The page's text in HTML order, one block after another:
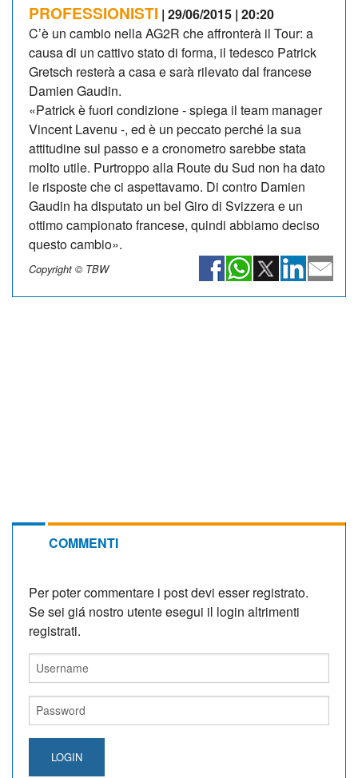
PROFESSIONISTI | 29/06/2015 | 20:20
C’è un cambio nella AG2R che affronterà il Tour: a
causa di un cattivo stato di forma, il tedesco Patrick
Gretsch resterà a casa e sarà rilevato dal francese
Damien Gaudin.
«Patrick è fuori condizione - spiega il team manager
Vincent Lavenu -, ed è un peccato perché la sua
attitudine sul passo e a cronometro sarebbe stata
molto utile. Purtroppo alla Route du Sud non ha dato
le risposte che ci aspettavamo. Di contro Damien
Gaudin ha disputato un bel Giro di Svizzera e un
ottimo campionato francese, quindi abbiamo deciso
questo cambio».
Copyright © TBW
COMMENTI
Per poter commentare i post devi esser registrato.
Se sei giá nostro utente esegui il login altrimenti
registrati.
LOGIN